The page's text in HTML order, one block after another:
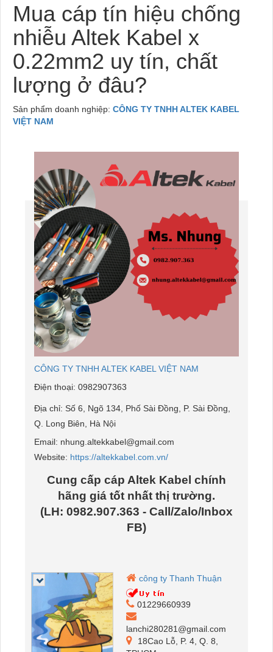
Mua cáp tín hiệu chống
nhiễu Altek Kabel x
0.22mm2 uy tín, chất
lượng ở đâu?
Sản phẩm doanh nghiệp: CÔNG TY TNHH ALTEK KABEL
VIỆT NAM
CÔNG TY TNHH ALTEK KABEL VIỆT NAM
Điện thoại: 0982907363
Địa chỉ: Số 6, Ngõ 134, Phố Sài Đồng, P. Sài Đồng,
Q. Long Biên, Hà Nội
Email: nhung.altekkabel@gmail.com
Website: https://altekkabel.com.vn/
Cung cấp cáp Altek Kabel chính
hãng giá tốt nhất thị trường.
(LH: 0982.907.363 - Call/Zalo/Inbox
FB)
công ty Thanh Thuận
01229660939
lanchi280281@gmail.com
18Cao Lỗ, P. 4, Q. 8,